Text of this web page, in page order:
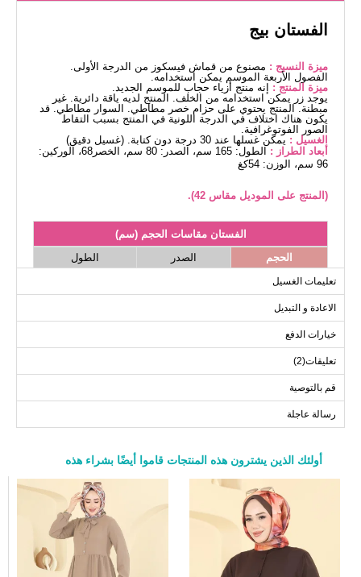
الفستان بيج
ميزة النسيج : مصنوع من قماش فيسكوز من الدرجة الأولى.
الفصول الأربعة الموسم يمكن استخدامه.
ميزة المنتج : إنه منتج أزياء حجاب للموسم الجديد.
يوجد زر يمكن استخدامه من الخلف. المنتج لديه ياقة دائرية. غير
مبطنة. المنتج يحتوي على حزام خصر مطاطي. السوار مطاطي. قد
يكون هناك اختلاف في الدرجة اللونية في المنتج بسبب التقاط
الصور الفوتوغرافية.
الغسيل : يمكن غسلها عند 30 درجة دون كتابة. (غسيل دقيق)
أبعاد الطراز :
الطول: 165 سم، الصدر: 80 سم، الخصر68، الوركين:
96 سم، الوزن: 54كغ
(المنتج على الموديل مقاس 42).
الفستان مقاسات الحجم (سم)
الحجم
الصدر
الطول
42
46
112
137
تعليمات الغسيل
الاعادة و التبديل
خيارات الدفع
تعليقات(2)
قم بالتوصية
رسالة عاجلة
أولئك الذين يشترون هذه المنتجات قاموا أيضًا بشراء هذه
a>